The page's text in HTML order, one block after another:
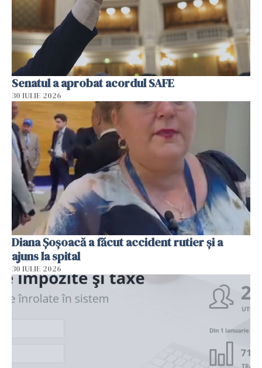
Senatul a aprobat acordul SAFE
30 IULIE 2026
Diana Șoșoacă a făcut accident rutier și a
ajuns la spital
30 IULIE 2026